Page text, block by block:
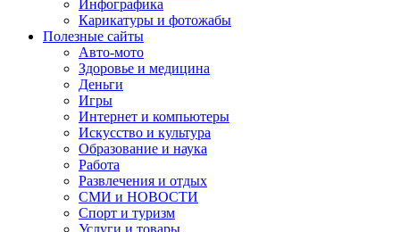
Инфографика
Карикатуры и фотожабы
Полезные сайты
Авто-мото
Здоровье и медицина
Деньги
Игры
Интернет и компьютеры
Искусство и культура
Образование и наука
Работа
Развлечения и отдых
СМИ и НОВОСТИ
Спорт и туризм
Услуги и товары